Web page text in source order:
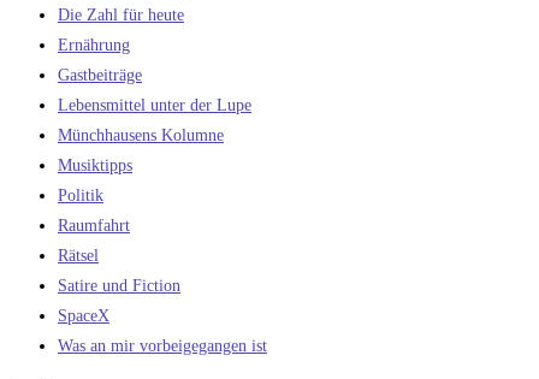
Die Zahl für heute
Ernährung
Gastbeiträge
Lebensmittel unter der Lupe
Münchhausens Kolumne
Musiktipps
Politik
Raumfahrt
Rätsel
Satire und Fiction
SpaceX
Was an mir vorbeigegangen ist